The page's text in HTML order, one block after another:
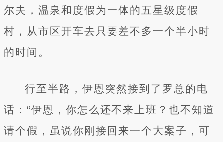
尔夫，温泉和度假为一体的五星级度假
村，从市区开车去只要差不多一个半小时
的时间。
行至半路，伊恩突然接到了罗总的电
话：“伊恩，你怎么还不来上班？也不知道
请个假，虽说你刚接回来一个大案子，可